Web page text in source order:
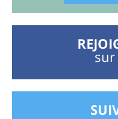
sur